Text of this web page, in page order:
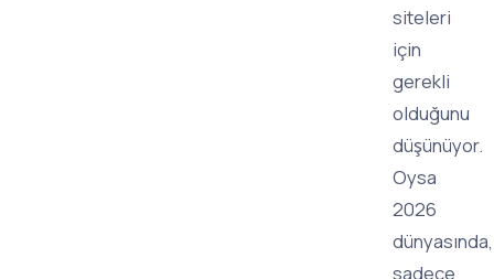
siteleri
için
gerekli
olduğunu
düşünüyor.
Oysa
2026
dünyasında,
sadece